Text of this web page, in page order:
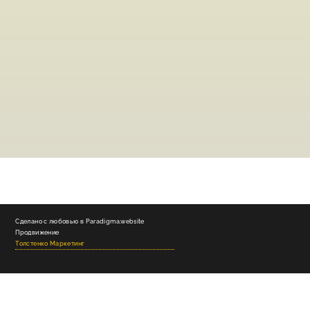
Сделано с любовью в Paradigma.website
Продвижение
Толстенко Маркетинг